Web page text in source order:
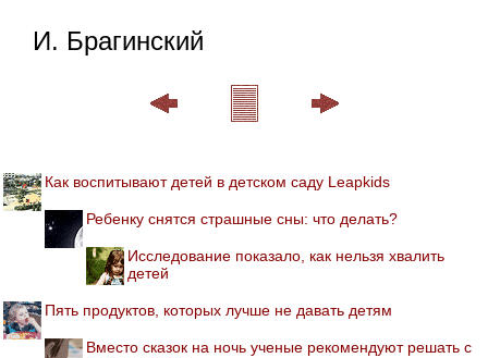
И. Брагинский
Как воспитывают детей в детском саду Leapkids
Ребенку снятся страшные сны: что делать?
Исследование показало, как нельзя хвалить
детей
Пять продуктов, которых лучше не давать детям
Вместо сказок на ночь ученые рекомендуют решать с